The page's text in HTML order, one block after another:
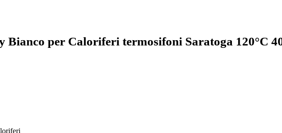
Bianco per Caloriferi termosifoni Saratoga 120°C